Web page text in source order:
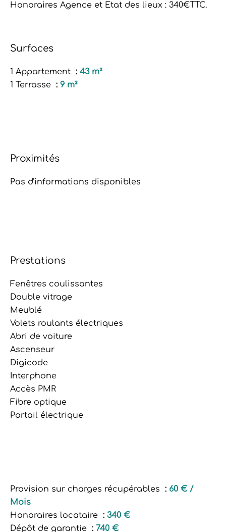
Honoraires Agence et Etat des lieux : 340€TTC.
Surfaces
1 Appartement
43 m²
1 Terrasse
9 m²
Proximités
Pas d'informations disponibles
Prestations
Fenêtres coulissantes
Double vitrage
Meublé
Volets roulants électriques
Abri de voiture
Ascenseur
Digicode
Interphone
Accès PMR
Fibre optique
Portail électrique
Provision sur charges récupérables
60 € /
Mois
Honoraires locataire
340 €
Dépôt de garantie
740 €